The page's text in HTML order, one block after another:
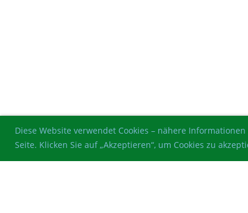
Diese Website verwendet Cookies – nähere
Seite. Klicken Sie auf „Akzeptieren“, um Cookies zu